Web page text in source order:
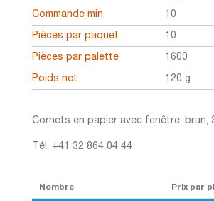
Commande min 10
Pièces par paquet 10
Pièces par palette 1600
Poids net 120 g
Cornets en papier avec fenêtre, brun,
Tél. +41 32 864 04 44
Nombre Prix par